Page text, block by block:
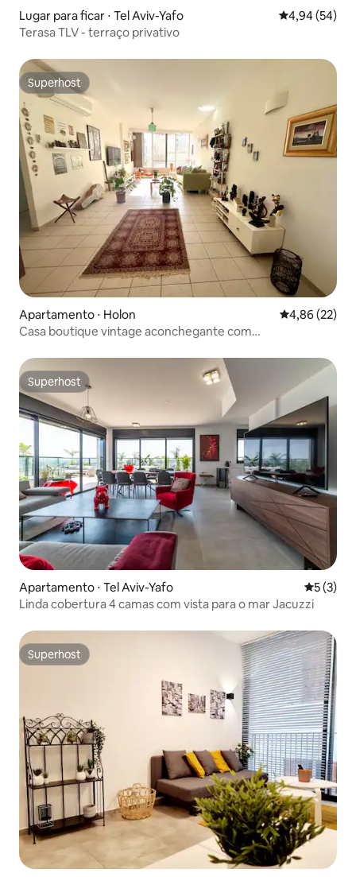
Lugar para ficar ⋅ Tel Aviv-Yafo 4,94 de uma
4,94 (54)
Terasa TLV - terraço privativo
Superhost
Superhost
Apartamento ⋅ Holon 4,86 de uma
4,86 (22)
Casa boutique vintage aconchegante com
Superhost
Superhost
Apartamento ⋅ Tel Aviv-Yafo 5 de
5 (3)
Linda cobertura 4 camas com vista para o mar Jacuzzi
Superhost
Superhost